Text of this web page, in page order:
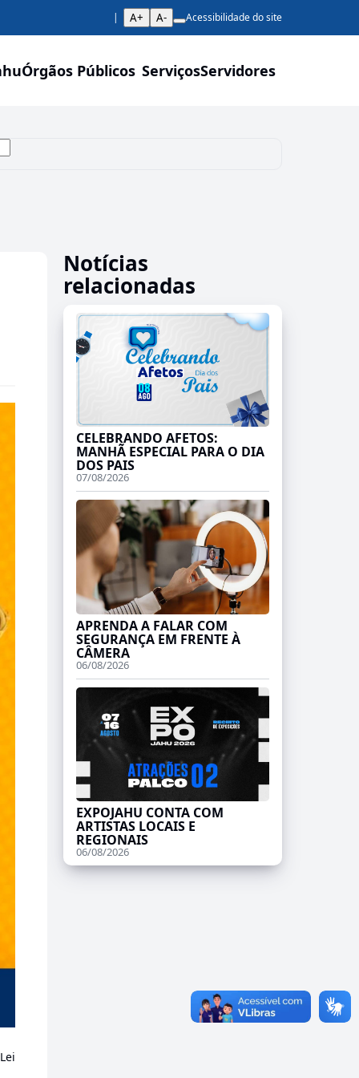
A+ A- Acessibilidade do site
Órgãos Públicos ServiçosServidores
Notícias
relacionadas
CELEBRANDO AFETOS:
MANHÃ ESPECIAL PARA O DIA
DOS PAIS
07/08/2026
APRENDA A FALAR COM
SEGURANÇA EM FRENTE À
CÂMERA
06/08/2026
EXPOJAHU CONTA COM
ARTISTAS LOCAIS E
REGIONAIS
06/08/2026